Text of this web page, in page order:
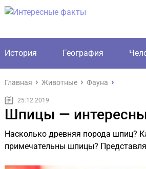
История География
Главная Животные Фауна
25.12.2019
Шпицы —
Насколько древняя порода шпиц?
примечательны шпицы?